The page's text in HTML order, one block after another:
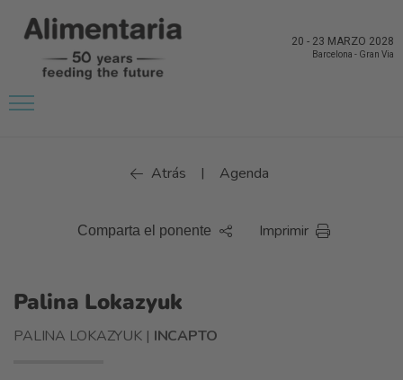
20 - 23 MARZO 2028
Barcelona - Gran Via
Atrás | Agenda
Comparta el ponente Imprimir
Palina Lokazyuk
PALINA LOKAZYUK | INCAPTO